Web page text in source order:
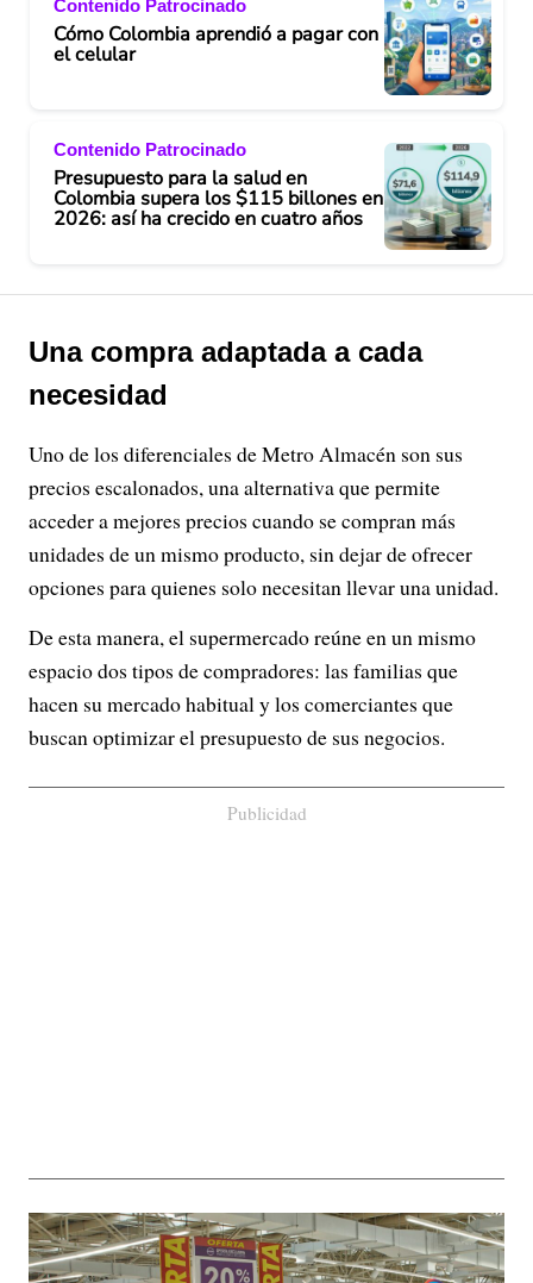
Contenido Patrocinado
Cómo Colombia aprendió a pagar con
el celular
Contenido Patrocinado
Presupuesto para la salud en
Colombia supera los $115 billones en
2026: así ha crecido en cuatro años
Una compra adaptada a cada
necesidad
Uno de los diferenciales de Metro Almacén son sus
precios escalonados, una alternativa que permite
acceder a mejores precios cuando se compran más
unidades de un mismo producto, sin dejar de ofrecer
opciones para quienes solo necesitan llevar una unidad.
De esta manera, el supermercado reúne en un mismo
espacio dos tipos de compradores: las familias que
hacen su mercado habitual y los comerciantes que
buscan optimizar el presupuesto de sus negocios.
Publicidad